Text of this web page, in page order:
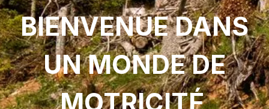
BIENVENUE DANS
UN MONDE DE
MOTRICITÉ